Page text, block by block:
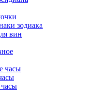
зодиака
вин
часы